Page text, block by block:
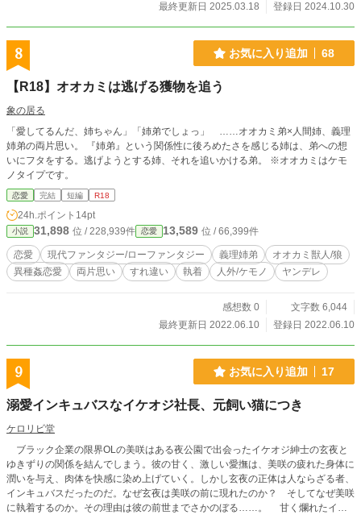
最終更新日 2025.03.18
登録日 2024.10.30
8 お気に入り追加 68
【R18】オオカミは逃げる獲物を追う
象の居る
「愛してるんだ、姉ちゃん」「姉弟でしょっ」 ……オオカミ弟×人間姉、義理
姉弟の両片思い。 『姉弟』という関係性に後ろめたさを感じる姉は、弟への想
いにフタをする。逃げようとする姉、それを追いかける弟。 ※オオカミはケモ
ノタイプです。
恋愛 完結 短編 R18
24h.ポイント 14pt
小説 31,898 位 / 228,939件 恋愛 13,589 位 / 66,399件
恋愛 現代ファンタジー/ローファンタジー 義理姉弟
オオカミ獣人/狼
異種姦恋愛
両片思い すれ違い 執着 人外/ケモノ ヤンデレ
感想数 0
文字数 6,044
最終更新日 2022.06.10
登録日 2022.06.10
9 お気に入り追加 17
溺愛インキュバスなイケオジ社長、元飼い猫につき
ケロリビ堂
ブラック企業の限界OLの美咲はある夜公園で出会ったイケオジ紳士の玄夜と
ゆきずりの関係を結んでしまう。彼の甘く、激しい愛撫は、美咲の疲れた身体に
潤いを与え、肉体を快感に染め上げていく。しかし玄夜の正体は人ならざる者、
インキュバスだったのだ。なぜ玄夜は美咲の前に現れたのか？ そしてなぜ美咲
に執着するのか。その理由は彼の前世までさかのぼる……。 甘く爛れたイケ